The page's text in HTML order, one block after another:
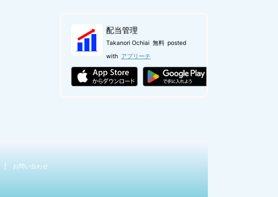
配当管理
Takanori Ochiai 無料 posted
with アプリーチ
お問い合わせ